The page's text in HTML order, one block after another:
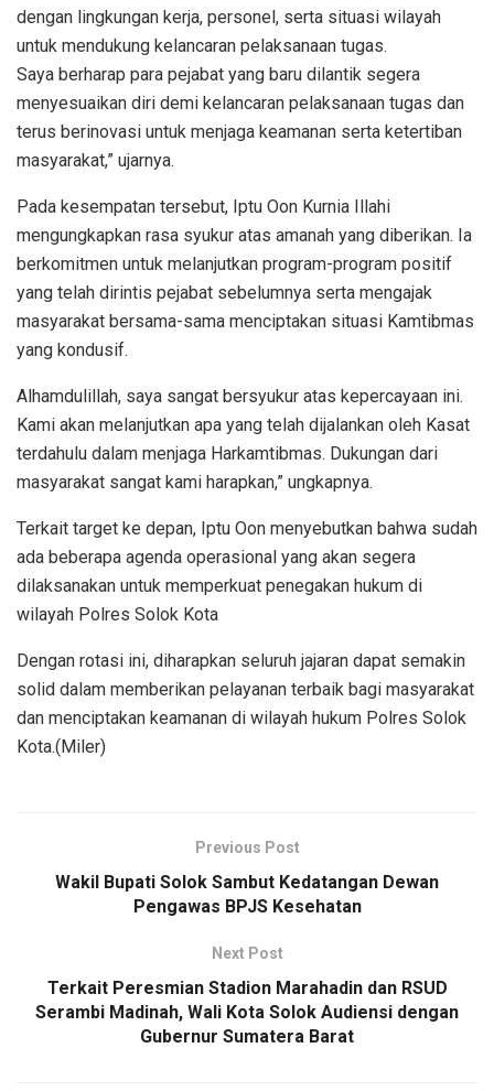
dengan lingkungan kerja, personel, serta situasi wilayah
untuk mendukung kelancaran pelaksanaan tugas.
Saya berharap para pejabat yang baru dilantik segera
menyesuaikan diri demi kelancaran pelaksanaan tugas dan
terus berinovasi untuk menjaga keamanan serta ketertiban
masyarakat,” ujarnya.
Pada kesempatan tersebut, Iptu Oon Kurnia Illahi
mengungkapkan rasa syukur atas amanah yang diberikan. Ia
berkomitmen untuk melanjutkan program-program positif
yang telah dirintis pejabat sebelumnya serta mengajak
masyarakat bersama-sama menciptakan situasi Kamtibmas
yang kondusif.
Alhamdulillah, saya sangat bersyukur atas kepercayaan ini.
Kami akan melanjutkan apa yang telah dijalankan oleh Kasat
terdahulu dalam menjaga Harkamtibmas. Dukungan dari
masyarakat sangat kami harapkan,” ungkapnya.
Terkait target ke depan, Iptu Oon menyebutkan bahwa sudah
ada beberapa agenda operasional yang akan segera
dilaksanakan untuk memperkuat penegakan hukum di
wilayah Polres Solok Kota
Dengan rotasi ini, diharapkan seluruh jajaran dapat semakin
solid dalam memberikan pelayanan terbaik bagi masyarakat
dan menciptakan keamanan di wilayah hukum Polres Solok
Kota.(Miler)
Previous Post
Wakil Bupati Solok Sambut Kedatangan Dewan
Pengawas BPJS Kesehatan
Next Post
Terkait Peresmian Stadion Marahadin dan RSUD
Serambi Madinah, Wali Kota Solok Audiensi dengan
Gubernur Sumatera Barat